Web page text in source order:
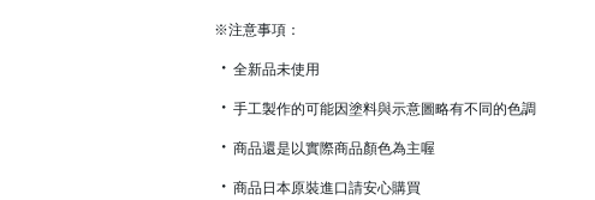
※注意事項：
・ 全新品未使用
・ 手工製作的可能因塗料與示意圖略有不同的色調
・ 商品還是以實際商品顏色為主喔
・ 商品日本原裝進口請安心購買